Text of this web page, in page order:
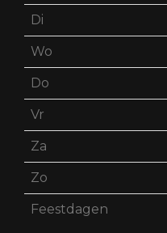
Di
Wo
Do
Vr
Za
Zo
Feestdagen